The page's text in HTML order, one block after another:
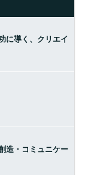
に導く、クリエイ
造・コミュニケー